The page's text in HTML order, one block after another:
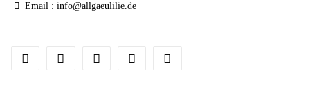
Email : info@allgaeulilie.de